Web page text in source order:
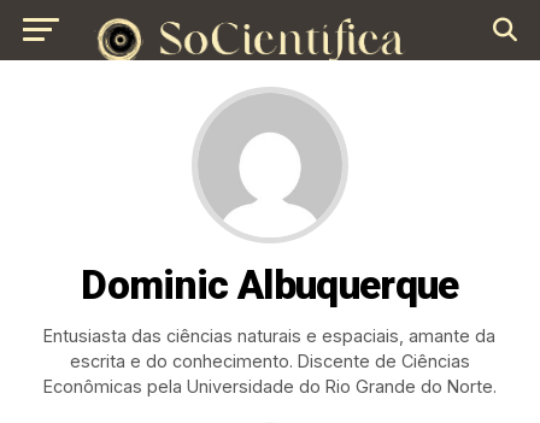
Dominic Albuquerque
Entusiasta das ciências naturais e espaciais, amante da
escrita e do conhecimento. Discente de Ciências
Econômicas pela Universidade do Rio Grande do Norte.